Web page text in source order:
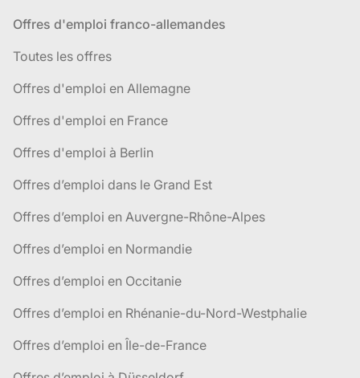
Offres d'emploi franco-allemandes
Toutes les offres
Offres d'emploi en Allemagne
Offres d'emploi en France
Offres d'emploi à Berlin
Offres d’emploi dans le Grand Est
Offres d’emploi en Auvergne-Rhône-Alpes
Offres d’emploi en Normandie
Offres d’emploi en Occitanie
Offres d’emploi en Rhénanie-du-Nord-Westphalie
Offres d’emploi en Île-de-France